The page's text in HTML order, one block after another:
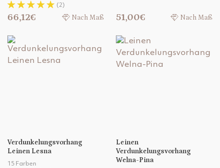
(2)
66,12€ Nach Maß 51,00€ Nach Maß
Verdunkelungsvorhang
Leinen Lesna
15 Farben
Leinen
Verdunkelungsvorhang
Welna-Pina